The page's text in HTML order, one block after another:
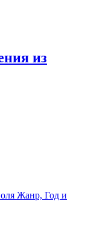
из
Жанр, Год и